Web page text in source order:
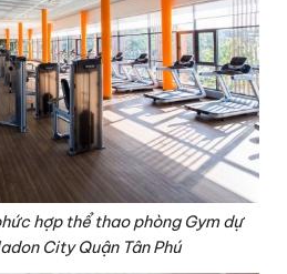
hợp thể thao phòng Gym dự
City Quận Tân Phú